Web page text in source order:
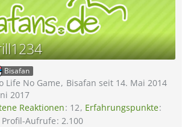
Bisafan
Life No Game
Bisafan seit 14. Mai 2014
2017
Reaktionen 12 Erfahrungspunkte
Profil-Aufrufe 2.100